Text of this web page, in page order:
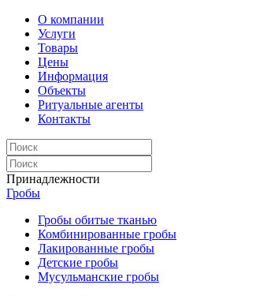
О компании
Услуги
Товары
Цены
Информация
Объекты
Ритуальные агенты
Контакты
Принадлежности
Гробы
Гробы обитые тканью
Комбинированные гробы
Лакированные гробы
Детские гробы
Мусульманские гробы